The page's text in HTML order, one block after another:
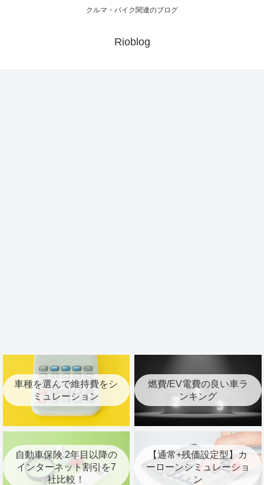
クルマ・バイク関連のブログ
Rioblog
車種を選んで維持費をシ
ミュレーション
燃費/EV電費の良い車ラ
ンキング
自動車保険 2年目以降の
インターネット割引を7
社比較！
【通常+残価設定型】カ
ーローンシミュレーショ
ン